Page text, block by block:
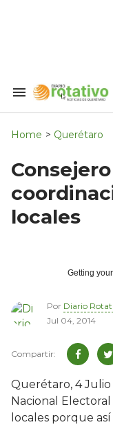
Search
Navigation
Home > Querétaro
locales
Getting your
Por Diario
Jul 04, 2014
Querétaro, 4
Nacional
locales porque